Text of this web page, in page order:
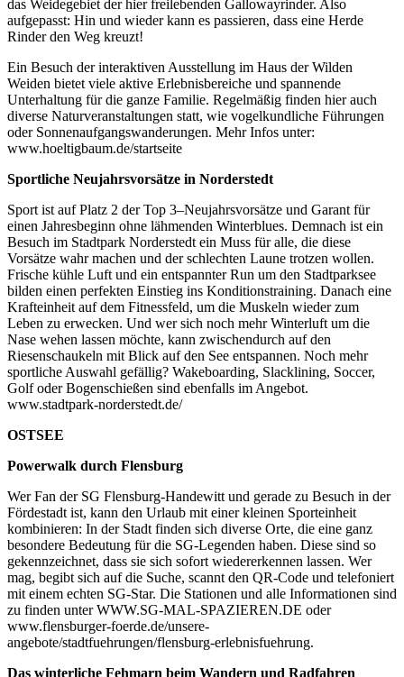
das Weidegebiet der hier freilebenden Gallowayrinder. Also
aufgepasst: Hin und wieder kann es passieren, dass eine Herde
Rinder den Weg kreuzt!
Ein Besuch der interaktiven Ausstellung im Haus der Wilden
Weiden bietet viele aktive Erlebnisbereiche und spannende
Unterhaltung für die ganze Familie. Regelmäßig finden hier auch
diverse Naturveranstaltungen statt, wie vogelkundliche Führungen
oder Sonnenaufgangswanderungen. Mehr Infos unter:
www.hoeltigbaum.de/startseite
Sportliche Neujahrsvorsätze in Norderstedt
Sport ist auf Platz 2 der Top 3–Neujahrsvorsätze und Garant für
einen Jahresbeginn ohne lähmenden Winterblues. Demnach ist ein
Besuch im Stadtpark Norderstedt ein Muss für alle, die diese
Vorsätze wahr machen und der schlechten Laune trotzen wollen.
Frische kühle Luft und ein entspannter Run um den Stadtparksee
bilden einen perfekten Einstieg ins Konditionstraining. Danach eine
Krafteinheit auf dem Fitnessfeld, um die Muskeln wieder zum
Leben zu erwecken. Und wer sich noch mehr Winterluft um die
Nase wehen lassen möchte, kann zwischendurch auf den
Riesenschaukeln mit Blick auf den See entspannen. Noch mehr
sportliche Auswahl gefällig? Wakeboarding, Slacklining, Soccer,
Golf oder Bogenschießen sind ebenfalls im Angebot.
www.stadtpark-norderstedt.de/
OSTSEE
Powerwalk durch Flensburg
Wer Fan der SG Flensburg-Handewitt und gerade zu Besuch in der
Fördestadt ist, kann den Urlaub mit einer kleinen Sporteinheit
kombinieren: In der Stadt finden sich diverse Orte, die eine ganz
besondere Bedeutung für die SG-Legenden haben. Diese sind so
gekennzeichnet, dass sie sich sofort wiedererkennen lassen. Wer
mag, begibt sich auf die Suche, scannt den QR-Code und telefoniert
mit einem echten SG-Star. Die Stationen und alle Informationen sind
zu finden unter WWW.SG-MAL-SPAZIEREN.DE oder
www.flensburger-foerde.de/unsere-
angebote/stadtfuehrungen/flensburg-erlebnisfuehrung.
Das winterliche Fehmarn beim Wandern und Radfahren